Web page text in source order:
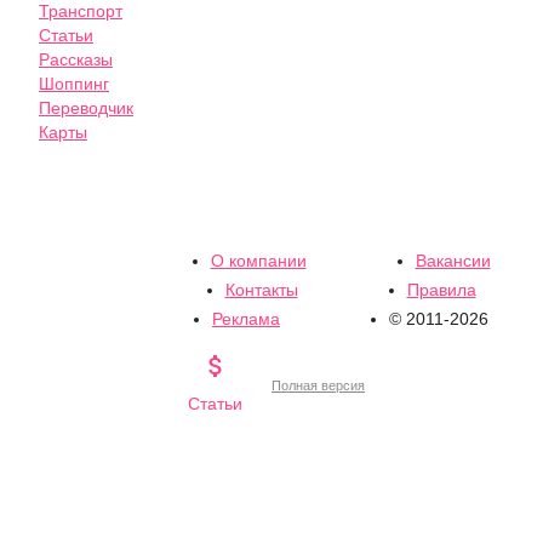
Транспорт
Статьи
Рассказы
Шоппинг
Переводчик
Карты
О компании
Вакансии
Контакты
Правила
Реклама
© 2011-2026

Статьи
Полная версия